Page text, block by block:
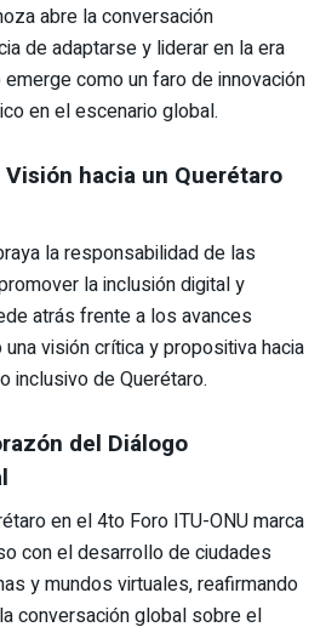
abre la conversación
de adaptarse y liderar en la era
como un faro de innovación
en el escenario global.
hacia un Querétaro
la responsabilidad de las
la inclusión digital y
atrás frente a los avances
visión crítica y propositiva hacia
inclusivo de Querétaro.
del Diálogo
en el 4to Foro ITU-ONU marca
con el desarrollo de ciudades
y mundos virtuales, reafirmando
conversación global sobre el